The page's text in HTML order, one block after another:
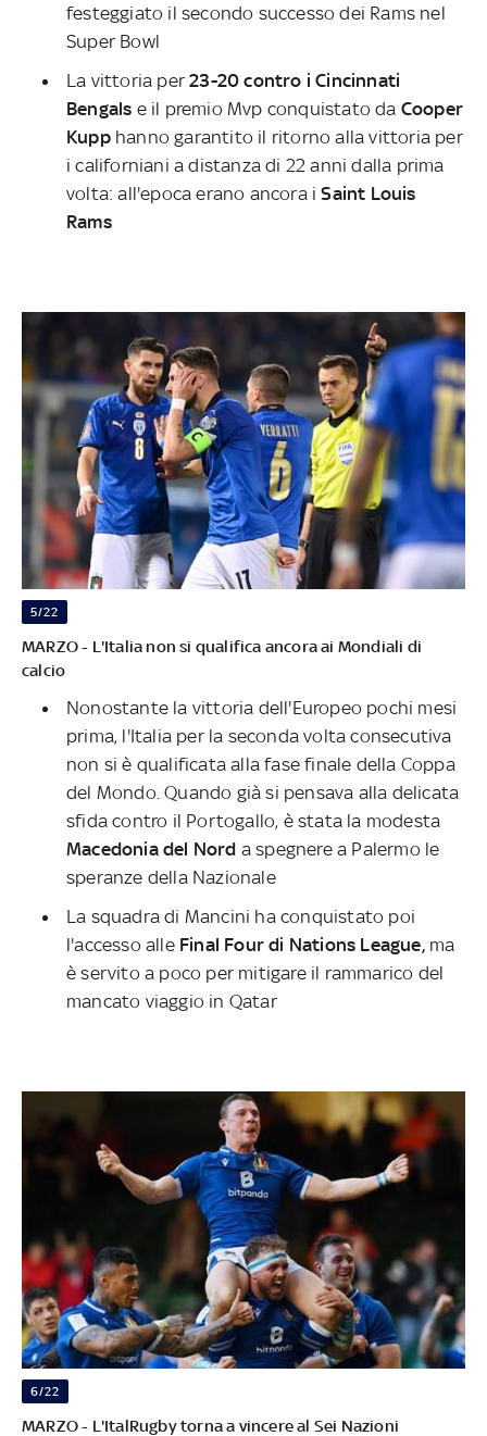
festeggiato il secondo successo dei Rams nel
Super Bowl
La vittoria per 23-20 contro i Cincinnati
Bengals e il premio Mvp conquistato da Cooper
Kupphanno garantito il ritorno alla vittoria per
i californiani a distanza di 22 anni dalla prima
volta: all'epoca erano ancora iSaint Louis
Rams
5/22
MARZO - L'Italia non si qualifica ancora ai Mondiali di
calcio
Nonostante la vittoria dell'Europeo pochi mesi
prima, l'Italia per la seconda volta consecutiva
non si è qualificata alla fase finale della Coppa
del Mondo. Quando già si pensava alla delicata
sfida contro il Portogallo, è stata la modesta
Macedonia del Nord a spegnere a Palermo le
speranze della Nazionale
La squadra di Mancini ha conquistato poi
l'accesso alle Final Four di Nations League,ma
è servito a poco per mitigare il rammarico del
mancato viaggio in Qatar
6/22
MARZO - L'ItalRugby torna a vincere al Sei Nazioni